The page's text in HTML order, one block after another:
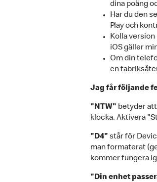
dina poäng
Har du den
Play och
Kolla
iOS gäller
Om din
en
Jag får följande
"NTW" betyder
klocka. Aktivera
"D4" står för
man formaterat
kommer fungera
"Din enhet